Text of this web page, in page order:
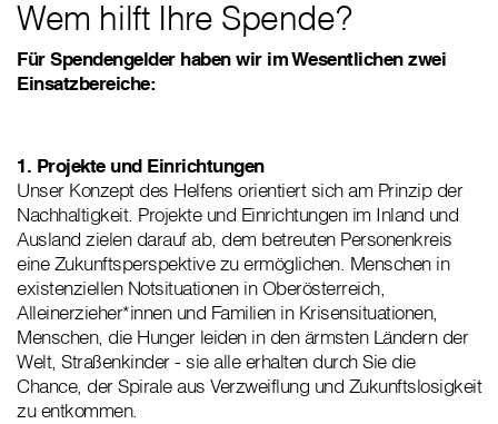
Wem hilft Ihre Spende?
Für Spendengelder haben wir im Wesentlichen zwei
Einsatzbereiche:
1. Projekte und Einrichtungen
Unser Konzept des Helfens orientiert sich am Prinzip der
Nachhaltigkeit. Projekte und Einrichtungen im Inland und
Ausland zielen darauf ab, dem betreuten Personenkreis
eine Zukunftsperspektive zu ermöglichen. Menschen in
existenziellen Notsituationen in Oberösterreich,
Alleinerzieher*innen und Familien in Krisensituationen,
Menschen, die Hunger leiden in den ärmsten Ländern der
Welt, Straßenkinder - sie alle erhalten durch Sie die
Chance, der Spirale aus Verzweiflung und Zukunftslosigkeit
zu entkommen.